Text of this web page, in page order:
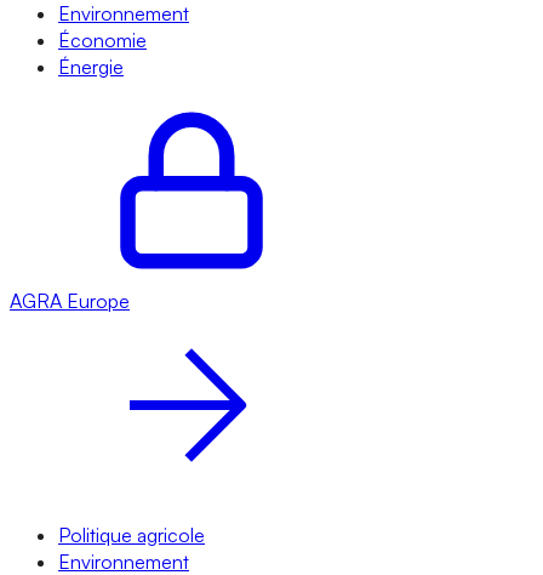
Environnement
Économie
Énergie
AGRA Europe
Politique agricole
Environnement